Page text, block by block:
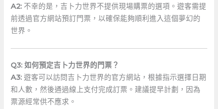
A2: ⁢不幸的是，吉卜力世界不提供現場購票的選項。遊客需提
前透過官方網站預訂門票，以確保能夠順利進入這個夢幻的
世界。
Q3: 如何預定吉卜力世界的門票？
A3: 遊客可以訪問吉卜力世界的官方網站，根據指示選擇日期
和人數，然後通過線上支付完成訂票。建議提早計劃，因為
票源經常供不應求。